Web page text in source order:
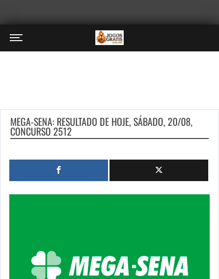
MEGA-SENA: RESULTADO DE HOJE, SÁBADO, 20/08,
CONCURSO 2512